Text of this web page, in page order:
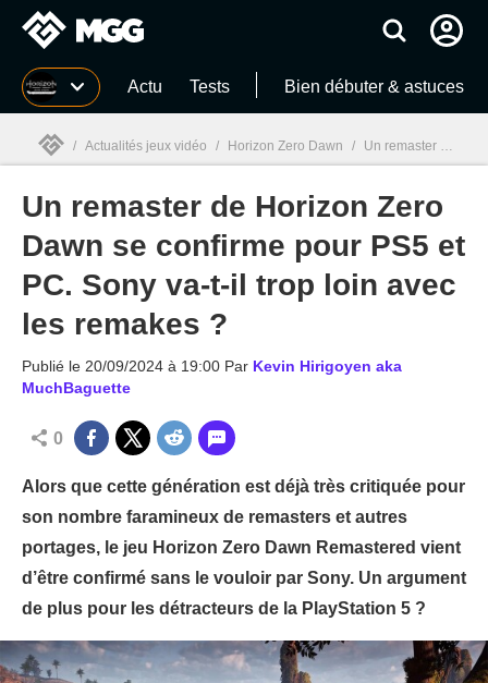
MGG Actu Tests Bien débuter & astuces
MGG
/ Actualités jeux vidéo / Horizon Zero Dawn / Un remaster de Horizon Zero Dawn se confirme pour PS5 et PC. Sony va-t-il trop loin avec les remakes ?
Un remaster de Horizon Zero
Dawn se confirme pour PS5 et
PC. Sony va-t-il trop loin avec
les remakes ?
Publié le 20/09/2024 à 19:00 Par Kevin Hirigoyen aka
MuchBaguette
0
Alors que cette génération est déjà très critiquée pour
son nombre faramineux de remasters et autres
portages, le jeu Horizon Zero Dawn Remastered vient
d’être confirmé sans le vouloir par Sony. Un argument
de plus pour les détracteurs de la PlayStation 5 ?